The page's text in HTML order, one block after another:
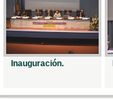
Inauguración.